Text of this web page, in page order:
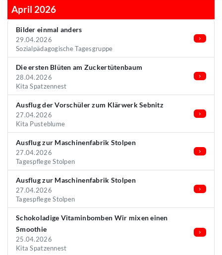
April 2026
Bilder einmal anders
29.04.2026
Sozialpädagogische Tagesgruppe
Die ersten Blüten am Zuckertütenbaum
28.04.2026
Kita Spatzennest
Ausflug der Vorschüler zum Klärwerk Sebnitz
27.04.2026
Kita Pusteblume
Ausflug zur Maschinenfabrik Stolpen
27.04.2026
Tagespflege Stolpen
Ausflug zur Maschinenfabrik Stolpen
27.04.2026
Tagespflege Stolpen
Schokoladige Vitaminbomben Wir mixen einen
Smoothie
25.04.2026
Kita Spatzennest